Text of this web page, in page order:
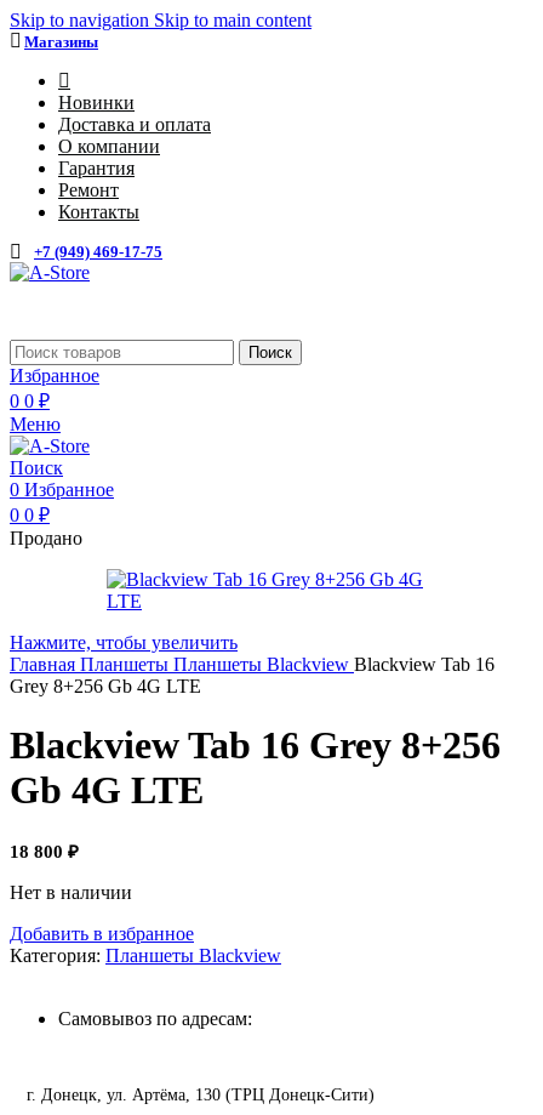
Skip to navigation Skip to main content
Магазины
Новинки
Доставка и оплата
О компании
Гарантия
Ремонт
Контакты
+7 (949) 469-17-75
Поиск
Избранное
0 0 ₽
Меню
Поиск
0 Избранное
0 0 ₽
Продано
Нажмите, чтобы увеличить
Главная Планшеты Планшеты Blackview Blackview Tab 16
Grey 8+256 Gb 4G LTE
Blackview Tab 16 Grey 8+256
Gb 4G LTE
18 800 ₽
Нет в наличии
Добавить в избранное
Категория: Планшеты Blackview
Самовывоз по адресам:
г. Донецк, ул. Артёма, 130 (ТРЦ Донецк-Сити)